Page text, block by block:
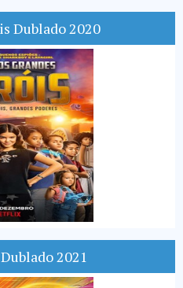
Dublado 2020
2021